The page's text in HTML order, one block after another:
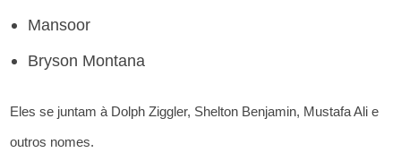
Mansoor
Bryson Montana
Eles se juntam à Dolph Ziggler, Shelton Benjamin, Mustafa Ali e
outros nomes.